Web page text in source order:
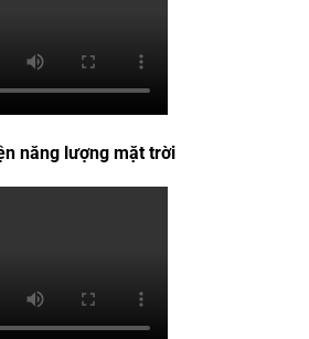
năng lượng mặt trời